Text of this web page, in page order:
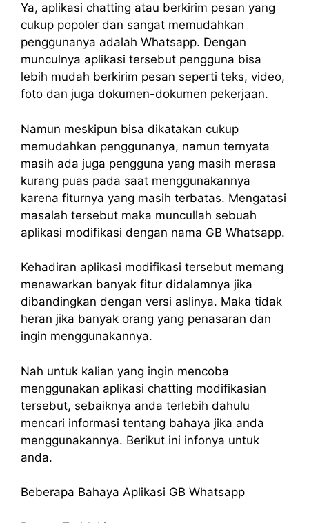
Ya, aplikasi chatting atau berkirim pesan yang
cukup popoler dan sangat memudahkan
penggunanya adalah Whatsapp. Dengan
munculnya aplikasi tersebut pengguna bisa
lebih mudah berkirim pesan seperti teks, video,
foto dan juga dokumen-dokumen pekerjaan.
Namun meskipun bisa dikatakan cukup
memudahkan penggunanya, namun ternyata
masih ada juga pengguna yang masih merasa
kurang puas pada saat menggunakannya
karena fiturnya yang masih terbatas. Mengatasi
masalah tersebut maka muncullah sebuah
aplikasi modifikasi dengan nama GB Whatsapp.
Kehadiran aplikasi modifikasi tersebut memang
menawarkan banyak fitur didalamnya jika
dibandingkan dengan versi aslinya. Maka tidak
heran jika banyak orang yang penasaran dan
ingin menggunakannya.
Nah untuk kalian yang ingin mencoba
menggunakan aplikasi chatting modifikasian
tersebut, sebaiknya anda terlebih dahulu
mencari informasi tentang bahaya jika anda
menggunakannya. Berikut ini infonya untuk
anda.
Beberapa Bahaya Aplikasi GB Whatsapp